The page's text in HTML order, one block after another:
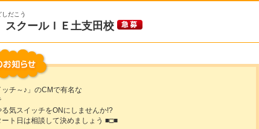
だこう
クールＩＥ土支田校
ッチ～♪」のCMで有名な
気スイッチをONにしませんか!?
ト日は相談して決めましょう ■□■